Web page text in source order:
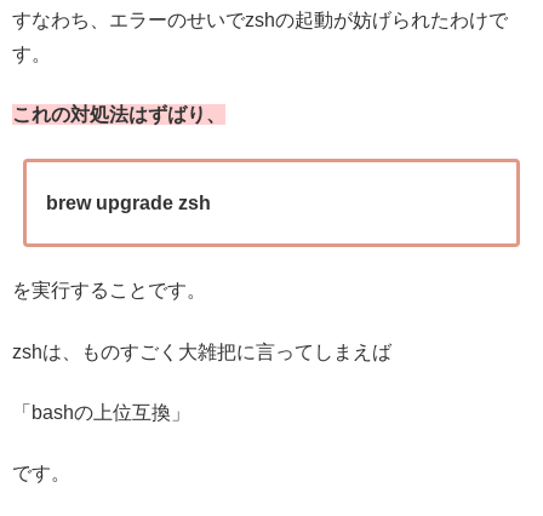
すなわち、エラーのせいでzshの起動が妨げられたわけで
す。
これの対処法はずばり、
brew upgrade zsh
を実行することです。
zshは、ものすごく大雑把に言ってしまえば
「bashの上位互換」
です。